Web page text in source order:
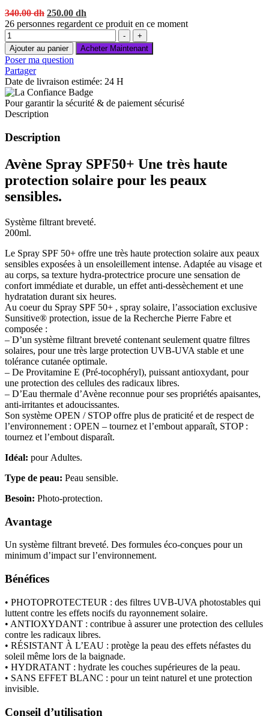
340.00dh Original
price
340.00 dh.
250.00 dh
price
250.00 dh.
26 personnes regardent ce produit en ce moment
Quantité
-
+
Ajouter au panier
Acheter Maintenant
Poser ma question
Partager
Date de livraison estimée: 24 H
Pour garantir la sécurité & de paiement sécurisé
Description
Description
Avène Spray SPF50+ Une très haute
protection solaire pour les peaux
sensibles.
Système filtrant breveté.
200ml.
Le Spray SPF 50+ offre une très haute protection solaire aux peaux
sensibles exposées à un ensoleillement intense. Adaptée au visage et
au corps, sa texture hydra-protectrice procure une sensation de
confort immédiate et durable, un effet anti-dessèchement et une
hydratation durant six heures.
Au coeur du Spray SPF 50+ , spray solaire, l’association exclusive
Sunsitive® protection, issue de la Recherche Pierre Fabre et
composée :
– D’un système filtrant breveté contenant seulement quatre filtres
solaires, pour une très large protection UVB-UVA stable et une
tolérance cutanée optimale.
– De Provitamine E (Pré-tocophéryl), puissant antioxydant, pour
une protection des cellules des radicaux libres.
– D’Eau thermale d’Avène reconnue pour ses propriétés apaisantes,
anti-irritantes et adoucissantes.
Son système OPEN / STOP offre plus de praticité et de respect de
l’environnement : OPEN – tournez et l’embout apparaît, STOP :
tournez et l’embout disparaît.
Idéal: pour Adultes.
Type de peau: Peau sensible.
Besoin: Photo-protection.
Avantage
Un système filtrant breveté. Des formules éco-conçues pour un
minimum d’impact sur l’environnement.
Bénéfices
• PHOTOPROTECTEUR : des filtres UVB-UVA photostables qui
luttent contre les effets nocifs du rayonnement solaire.
• ANTIOXYDANT : contribue à assurer une protection des cellules
contre les radicaux libres.
• RÉSISTANT À L’EAU : protège la peau des effets néfastes du
soleil même lors de la baignade.
• HYDRATANT : hydrate les couches supérieures de la peau.
• SANS EFFET BLANC : pour un teint naturel et une protection
invisible.
Conseil d’utilisation